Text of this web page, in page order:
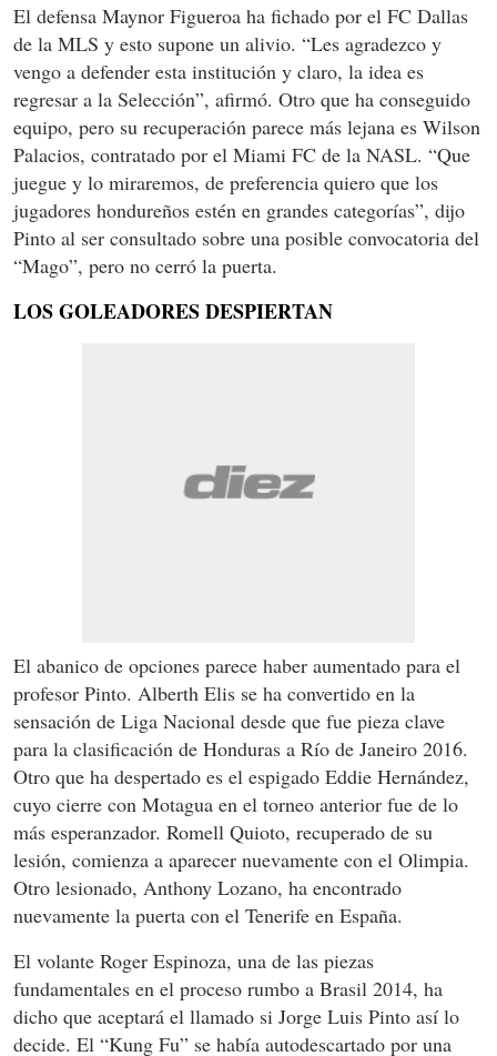
El defensa Maynor Figueroa ha fichado por el FC Dallas
de la MLS y esto supone un alivio. “Les agradezco y
vengo a defender esta institución y claro, la idea es
regresar a la Selección”, afirmó. Otro que ha conseguido
equipo, pero su recuperación parece más lejana es Wilson
Palacios, contratado por el Miami FC de la NASL. “Que
juegue y lo miraremos, de preferencia quiero que los
jugadores hondureños estén en grandes categorías”, dijo
Pinto al ser consultado sobre una posible convocatoria del
“Mago”, pero no cerró la puerta.
LOS GOLEADORES DESPIERTAN
El abanico de opciones parece haber aumentado para el
profesor Pinto. Alberth Elis se ha convertido en la
sensación de Liga Nacional desde que fue pieza clave
para la clasificación de Honduras a Río de Janeiro 2016.
Otro que ha despertado es el espigado Eddie Hernández,
cuyo cierre con Motagua en el torneo anterior fue de lo
más esperanzador. Romell Quioto, recuperado de su
lesión, comienza a aparecer nuevamente con el Olimpia.
Otro lesionado, Anthony Lozano, ha encontrado
nuevamente la puerta con el Tenerife en España.
El volante Roger Espinoza, una de las piezas
fundamentales en el proceso rumbo a Brasil 2014, ha
dicho que aceptará el llamado si Jorge Luis Pinto así lo
decide. El “Kung Fu” se había autodescartado por una